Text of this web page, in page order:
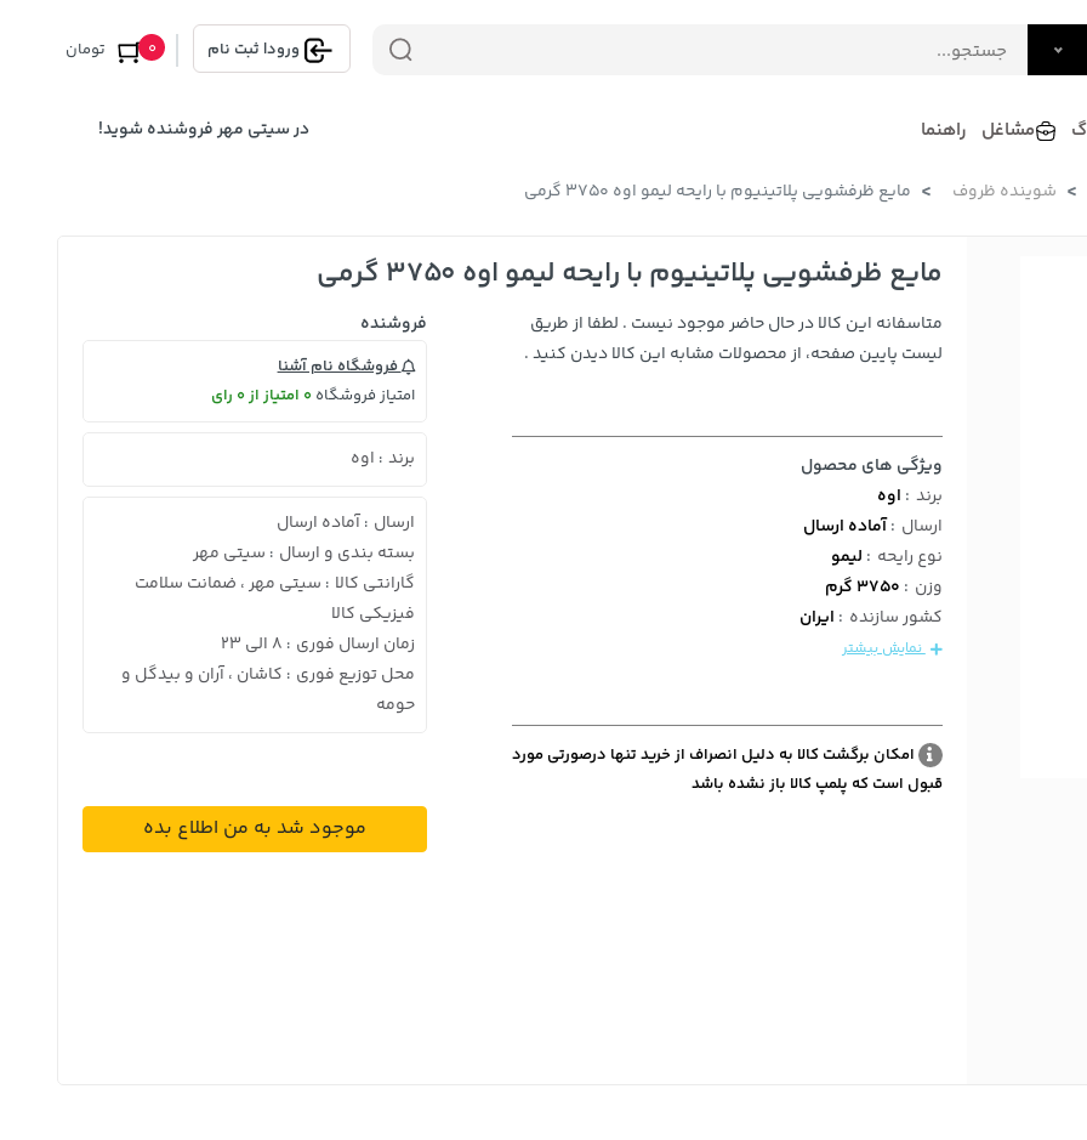
ورود| ثبت نام تومان 0
فرآورده های لبنی
دکوراسیون داخلی و تزئینی
سرو و پذیرایی
لوازم حیوانات خانگی
مشاغل راهنما در سیتی مهر فروشنده شوید!
شوینده ظروف مایع ظرفشویی پلاتینیوم با رایحه لیمو اوه 3750 گرمی
مایع ظرفشویی پلاتینیوم با رایحه لیمو اوه 3750 گرمی
متاسفانه این کالا در حال حاضر موجود نیست . لطفا از طریق
لیست پایین صفحه، از محصولات مشابه این کالا دیدن کنید .
ویژگی های محصول
برند : اوه
ارسال :آماده ارسال
نوع رایحه : لیمو
وزن : 3750 گرم
کشور سازنده : ایران
نمایش بیشتر
امکان برگشت کالا به دلیل انصراف از خرید تنها درصورتی مورد
قبول است که پلمپ کالا باز نشده باشد
فروشنده
فروشگاه نام آشنا
امتیاز فروشگاه0 امتیاز از 0 رای
برند : اوه
ارسال :آماده ارسال
بسته بندی و ارسال : سیتی مهر
گارانتی کالا : سیتی مهر ، ضمانت سلامت
فیزیکی کالا
زمان ارسال فوری : 8 الی 23
محل توزیع فوری : کاشان ، آران و بیدگل و
حومه
موجود شد به من اطلاع بده